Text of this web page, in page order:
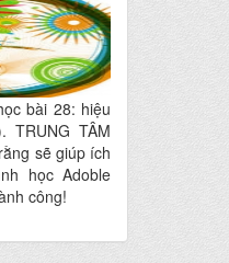
bài 28: hiệu
TRUNG TÂM
sẽ giúp ích
học Adoble
công!